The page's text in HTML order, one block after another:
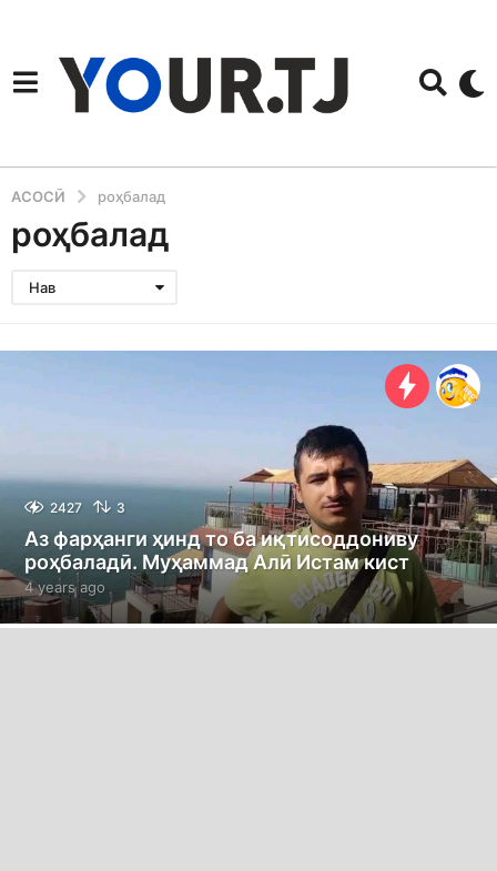
АСОСӢ роҳбалад
роҳбалад
Нав
2427 3
Аз фарҳанги ҳинд то ба иқтисоддониву
роҳбаладӣ. Муҳаммад Алӣ Истам кист
4 years ago 4
y
e